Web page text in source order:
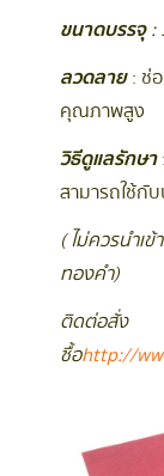
ขนาดบรรจุ:
ลวดลาย: ช่
คุณภาพสูง
วิธีดูแลรักษา
สามารถใช้กั
( ไม่ควรนำเ
ทองคำ )
ติดต่อสั่ง
ซื้อhttp://